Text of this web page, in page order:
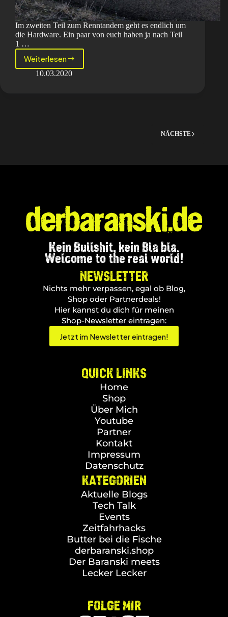
Im zweiten Teil zum Renntandem geht es endlich um
die Hardware. Ein paar von euch haben ja nach Teil
1 …
Weiterlesen
Der
Baranski
10.03.2020
NÄCHSTE
Kein Bullshit, kein Bla bla.
Welcome to the real world!
NEWSLETTER
Nichts mehr verpassen, egal ob Blog,
Shop oder Partnerdeals!
Hier kannst du dich für meinen
Shop-Newsletter eintragen:
Jetzt im Newsletter eintragen!
QUICK LINKS
Home
Shop
Über Mich
Youtube
Partner
Kontakt
Impressum
Datenschutz
KATEGORIEN
Aktuelle Blogs
Tech Talk
Events
Zeitfahrhacks
Butter bei die Fische
derbaranski.shop
Der Baranski meets
Lecker Lecker
FOLGE MIR